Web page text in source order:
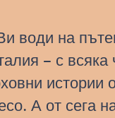
води на
– с
истории
А от сега